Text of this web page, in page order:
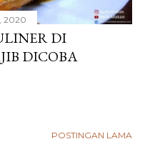
2020
DI
DICOBA
POSTINGAN LAMA